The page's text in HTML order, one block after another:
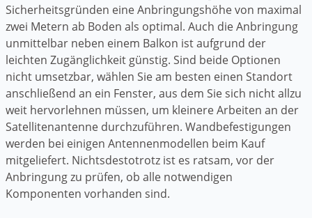
Sicherheitsgründen eine Anbringungshöhe von maximal
zwei Metern ab Boden als optimal. Auch die Anbringung
unmittelbar neben einem Balkon ist aufgrund der
leichten Zugänglichkeit günstig. Sind beide Optionen
nicht umsetzbar, wählen Sie am besten einen Standort
anschließend an ein Fenster, aus dem Sie sich nicht allzu
weit hervorlehnen müssen, um kleinere Arbeiten an der
Satellitenantenne durchzuführen. Wandbefestigungen
werden bei einigen Antennenmodellen beim Kauf
mitgeliefert. Nichtsdestotrotz ist es ratsam, vor der
Anbringung zu prüfen, ob alle notwendigen
Komponenten vorhanden sind.